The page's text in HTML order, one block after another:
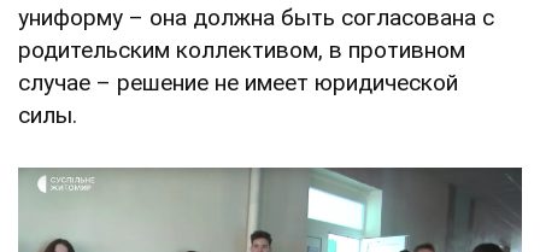
униформу – она должна быть согласована с
родительским коллективом, в противном
случае – решение не имеет юридической
силы.